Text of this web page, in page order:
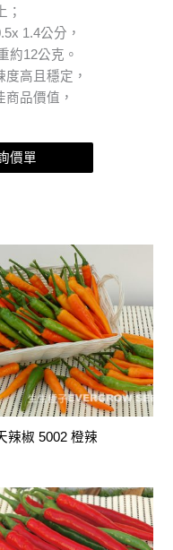
；
1.4公分，
約12公克。
高且穩定，
品價值，
價單
辣椒 5002 橙辣